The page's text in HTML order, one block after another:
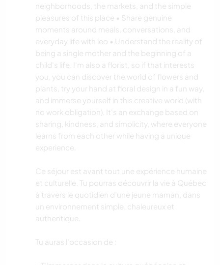
YOGA / BIEN-ÊTRE
neighborhoods, the markets, and the simple
pleasures of this place • Share genuine
moments around meals, conversations, and
everyday life with leo • Understand the reality of
being a single mother and the beginning of a
child's life. I'm also a florist, so if that interests
you, you can discover the world of flowers and
plants, try your hand at floral design in a fun way,
and immerse yourself in this creative world (with
no work obligation). It's an exchange based on
sharing, kindness, and simplicity, where everyone
learns from each other while having a unique
experience.
Ce séjour est avant tout une expérience humaine
et culturelle. Tu pourras découvrir la vie à Québec
à travers le quotidien d’une jeune maman, dans
un environnement simple, chaleureux et
authentique.
Tu auras l’occasion de :